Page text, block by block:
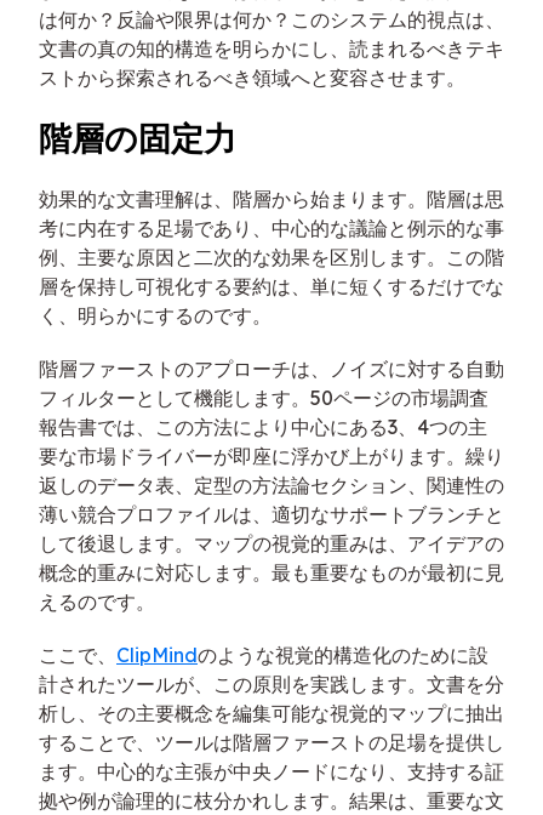
は何か？反論や限界は何か？このシステム的視点は、
文書の真の知的構造を明らかにし、読まれるべきテキ
ストから探索されるべき領域へと変容させます。
階層の固定力
効果的な文書理解は、階層から始まります。階層は思
考に内在する足場であり、中心的な議論と例示的な事
例、主要な原因と二次的な効果を区別します。この階
層を保持し可視化する要約は、単に短くするだけでな
く、明らかにするのです。
階層ファーストのアプローチは、ノイズに対する自動
フィルターとして機能します。50ページの市場調査
報告書では、この方法により中心にある3、4つの主
要な市場ドライバーが即座に浮かび上がります。繰り
返しのデータ表、定型の方法論セクション、関連性の
薄い競合プロファイルは、適切なサポートブランチと
して後退します。マップの視覚的重みは、アイデアの
概念的重みに対応します。最も重要なものが最初に見
えるのです。
ここで、 ClipMindのような視覚的構造化のために設
計されたツールが、この原則を実践します。文書を分
析し、その主要概念を編集可能な視覚的マップに抽出
することで、ツールは階層ファーストの足場を提供し
ます。中心的な主張が中央ノードになり、支持する証
拠や例が論理的に枝分かれします。結果は、重要な文